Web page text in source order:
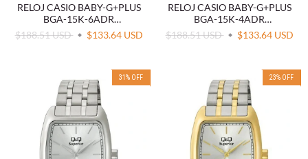
RELOJ CASIO BABY-G+PLUS
BGA-15K-6ADR
CONVERTIBLE MORADO
$188.51 USD $133.64 USD
RELOJ CASIO BABY-G+PLUS
BGA-15K-4ADR
CONVERTIBLE ROSA
$188.51 USD $133.64 USD
31 % OFF 23% OFF